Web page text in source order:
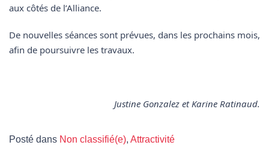
aux côtés de l’Alliance.
De nouvelles séances sont prévues, dans les prochains mois,
afin de poursuivre les travaux.
Justine Gonzalez et Karine Ratinaud.
Posté dans Non classifié(e), Attractivité